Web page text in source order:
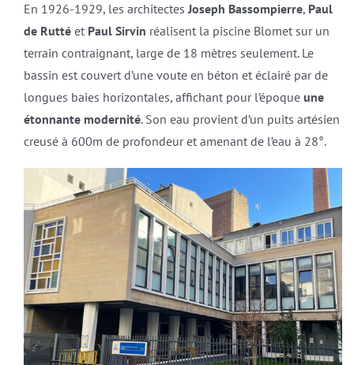
En 1926-1929, les architectesJoseph Bassompierre, Paul
de Ruttéet Paul Sirvin réalisent la piscine Blomet sur un
terrain contraignant, large de 18 mètres seulement. Le
bassin est couvert d’une voute en béton et éclairé par de
longues baies horizontales, affichant pour l’époque une
étonnante modernité. Son eau provient d’un puits artésien
creusé à 600m de profondeur et amenant de l’eau à 28°.